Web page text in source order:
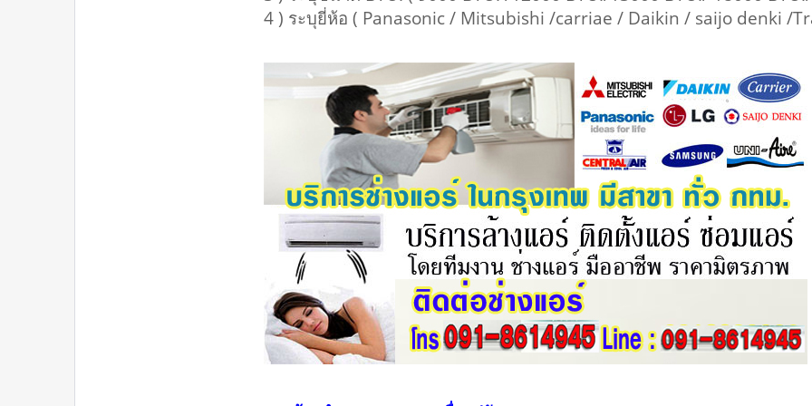
4 ) ระบุยี่ห้อ ( Panasonic / Mitsubishi /carriae / Daikin / saijo denki /